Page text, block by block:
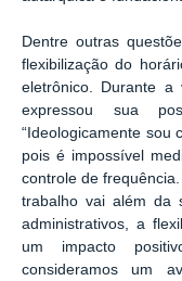
Dentre outras
flexibilização do
eletrônico. Durante
expressou sua
“Ideologicamente sou
pois é impossível
controle de
trabalho vai além da
administrativos, a
um impacto
consideramos um